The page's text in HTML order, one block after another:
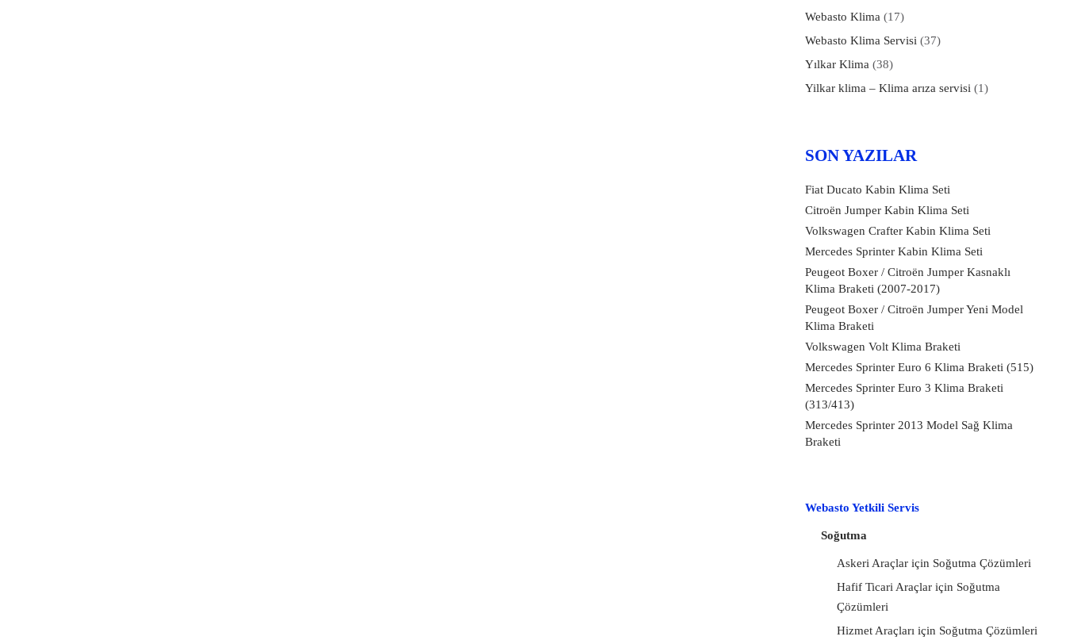
Webasto Klima (17)
Webasto Klima Servisi (37)
Yılkar Klima (38)
Yilkar klima – Klima arıza servisi (1)
SON YAZILAR
Fiat Ducato Kabin Klima Seti
Citroën Jumper Kabin Klima Seti
Volkswagen Crafter Kabin Klima Seti
Mercedes Sprinter Kabin Klima Seti
Peugeot Boxer / Citroën Jumper Kasnaklı
Klima Braketi (2007-2017)
Peugeot Boxer / Citroën Jumper Yeni Model
Klima Braketi
Volkswagen Volt Klima Braketi
Mercedes Sprinter Euro 6 Klima Braketi (515)
Mercedes Sprinter Euro 3 Klima Braketi
(313/413)
Mercedes Sprinter 2013 Model Sağ Klima
Braketi
Webasto Yetkili Servis
Soğutma
Askeri Araçlar için Soğutma Çözümleri
Hafif Ticari Araçlar için Soğutma
Çözümleri
Hizmet Araçları için Soğutma Çözümleri